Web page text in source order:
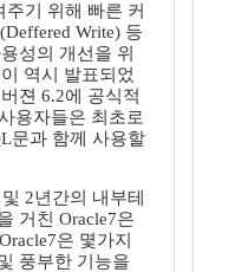
기 위해 빠른 커
Write) 등
성의 개선을 위
역시 발표되었
젼 6.2에 공식적
용자들은 최초로
문과 함께 사용할
2년간의 내부테
거친 Oracle7은
은 몇가지
풍부한 기능을